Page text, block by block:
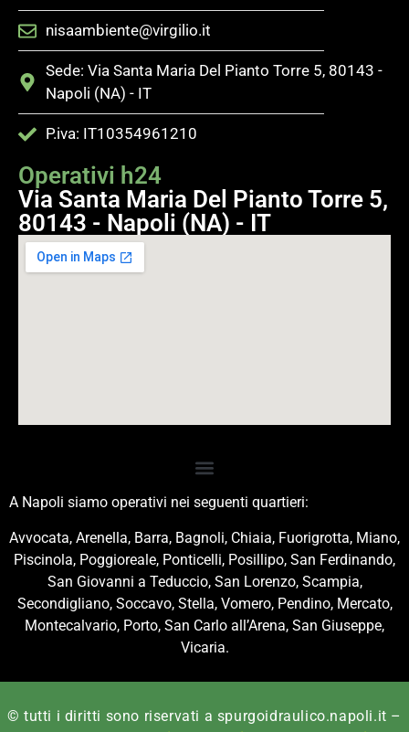
nisaambiente@virgilio.it
Sede: Via Santa Maria Del Pianto Torre 5, 80143 -
Napoli (NA) - IT
P.iva: IT10354961210
Operativi h24
Via Santa Maria Del Pianto Torre 5,
80143 - Napoli (NA) - IT
A Napoli siamo operativi nei seguenti quartieri:
Avvocata, Arenella, Barra, Bagnoli, Chiaia, Fuorigrotta, Miano,
Piscinola, Poggioreale, Ponticelli, Posillipo, San Ferdinando,
San Giovanni a Teduccio, San Lorenzo, Scampia,
Secondigliano, Soccavo, Stella, Vomero, Pendino, Mercato,
Montecalvario, Porto, San Carlo all’Arena, San Giuseppe,
Vicaria.
© tutti i diritti sono riservati a spurgoidraulico.napoli.it –